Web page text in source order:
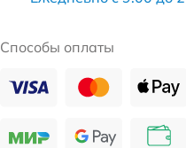
Способы оплаты